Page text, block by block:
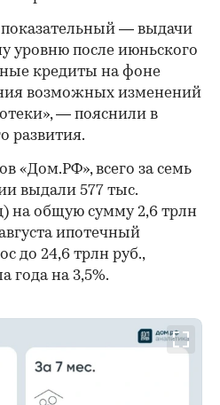
показательный — выдачи
уровню после июньского
кредиты на фоне
возможных изменений
— пояснили в
развития.
«Дом.РФ», всего за семь
выдали 577 тыс.
на общую сумму 2,6 трлн
ипотечный
до 24,6 трлн руб.,
года на 3,5%.